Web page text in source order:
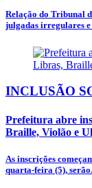
Relação do Tribunal
julgadas irregulares e
INCLUSÃO
Prefeitura abre
Braille, Violão e
As inscrições
quarta-feira (5),